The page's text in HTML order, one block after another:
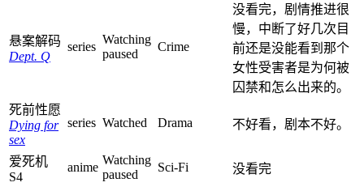
悬案解码
Dept. Q
series
Watching
paused
Crime
没看完，剧情推进很
慢，中断了好几次目
前还是没能看到那个
女性受害者是为何被
囚禁和怎么出来的。
死前性愿
Dying for
sex
series Watched Drama 不好看，剧本不好。
爱死机
S4
anime
Watching
paused
Sci-Fi 没看完